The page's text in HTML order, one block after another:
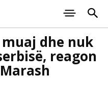
dhe nuk
reagon